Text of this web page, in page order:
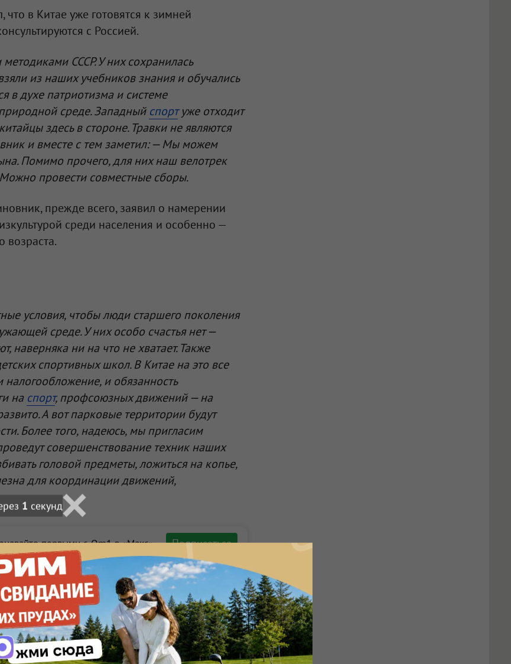
что в Китае уже готовятся к зимней
с Россией.
СССР. У них сохранилась
из наших учебников знания и обучались
в духе патриотизма и системе
среде. Западный спортуже отходит
здесь в стороне. Травки не являются
и вместе с тем заметил: — Мы можем
Помимо прочего, для них наш велотрек
провести совместные сборы.
прежде всего, заявил о намерении
среди населения и особенно —
возраста.
условия, чтобы люди старшего поколения
среде. У них особо счастья нет —
наверняка ни на что не хватает. Также
спортивных школ. В Китае на это все
и обязанность
на спорт, профсоюзных движений — на
А вот парковые территории будут
Более того, надеюсь, мы пригласим
совершенствование техник наших
головой предметы, ложиться на копье,
для координации движений,
первыми с Om1 в «Макс» Подписаться
Размещение рекламы Макс Телеграм